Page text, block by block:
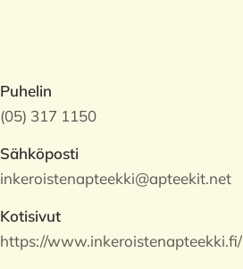
Puhelin
(05) 317 1150
Sähköposti
inkeroistenapteekki@apteekit.net
Kotisivut
https://www.inkeroistenapteekki.fi/